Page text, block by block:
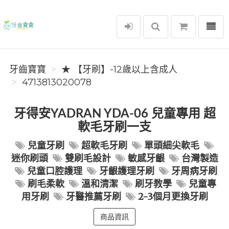
牙齒寶寶
選單
牙齒寶寶
★ 【牙刷】-12歲以上含成人
4713813020078
牙得安YADRAN YDA-06 兒童專用 超
軟毛牙刷一支
兒童牙刷 超軟毛牙刷
單頭細尖軟毛
迷你刷頭
雙刷毛設計 敏感牙齦
台灣製造
兒童口腔護理
牙齦護理牙刷
牙周病牙刷
刷毛柔軟
溫和清潔 刷牙教學
兒童專
用牙刷
牙醫推薦牙刷 2-3個月更換牙刷
商品資訊